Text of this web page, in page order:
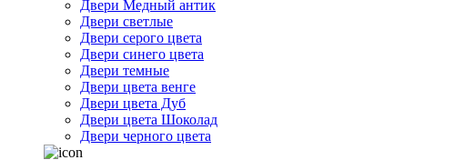
Двери Медный антик
Двери светлые
Двери серого цвета
Двери синего цвета
Двери темные
Двери цвета венге
Двери цвета Дуб
Двери цвета Шоколад
Двери черного цвета